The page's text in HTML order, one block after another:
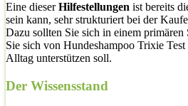
Eine dieserHilfestellungen ist bereits
sein kann, sehr strukturiert bei der
Dazu sollten Sie sich in einem primären
Sie sich von Hundeshampoo Trixie
Alltag unterstützen soll.
Der Wissensstand